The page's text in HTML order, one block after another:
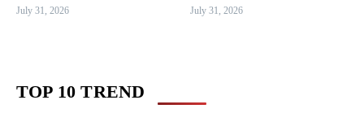
July 31, 2026 July 31, 2026
TOP 10 TREND